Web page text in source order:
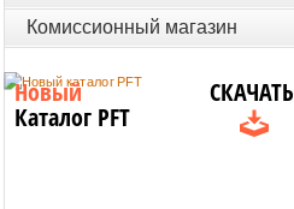
Комиссионный магазин
Новый
Каталог PFT
СКАЧАТЬ